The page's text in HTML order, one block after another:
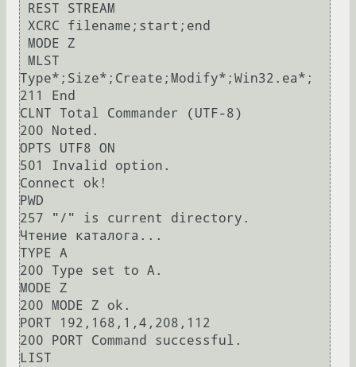
Type*;Size*;Create;Modify*;Win32.ea*;
211 End
CLNT Total Commander (UTF-8)
200 Noted.
OPTS UTF8 ON
501 Invalid option.
Connect ok!
PWD
257 "/" is current directory.
Чтение каталога...
TYPE A
200 Type set to A.
MODE Z
200 MODE Z ok.
PORT 192,168,1,4,208,112
200 PORT Command successful.
LIST